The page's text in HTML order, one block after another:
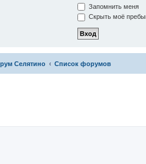
Запомнить меня
Скрыть моё
Селятино Список форумов